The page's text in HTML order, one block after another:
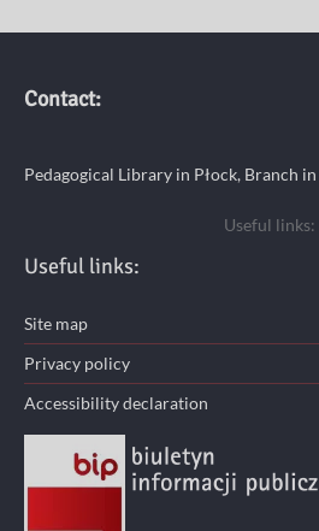
Contact:
Pedagogical Library in Płock, Branch
Useful links:
Useful links:
Site map
Privacy policy
Accessibility declaration